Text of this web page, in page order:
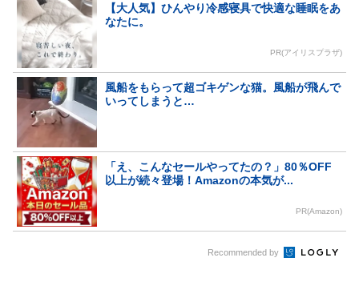
【大人気】ひんやり冷感寝具で快適な睡眠をあ
なたに。
PR(アイリスプラザ)
風船をもらって超ゴキゲンな猫。風船が飛んで
いってしまうと…
「え、こんなセールやってたの？」80％OFF
以上が続々登場！Amazonの本気が...
PR(Amazon)
Recommended by